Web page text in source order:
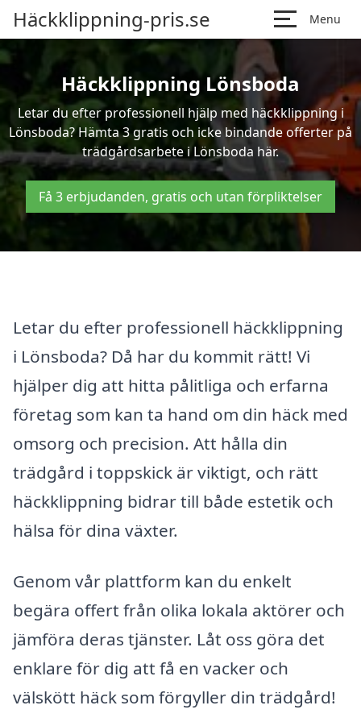
Häckklippning-pris.se Menu
Häckklippning Lönsboda
Letar du efter professionell hjälp med häckklippning i
Lönsboda? Hämta 3 gratis och icke bindande offerter på
trädgårdsarbete i Lönsboda här.
Få 3 erbjudanden, gratis och utan förpliktelser
Letar du efter professionell häckklippning
i Lönsboda? Då har du kommit rätt! Vi
hjälper dig att hitta pålitliga och erfarna
företag som kan ta hand om din häck med
omsorg och precision. Att hålla din
trädgård i toppskick är viktigt, och rätt
häckklippning bidrar till både estetik och
hälsa för dina växter.
Genom vår plattform kan du enkelt
begära offert från olika lokala aktörer och
jämföra deras tjänster. Låt oss göra det
enklare för dig att få en vacker och
välskött häck som förgyller din trädgård!